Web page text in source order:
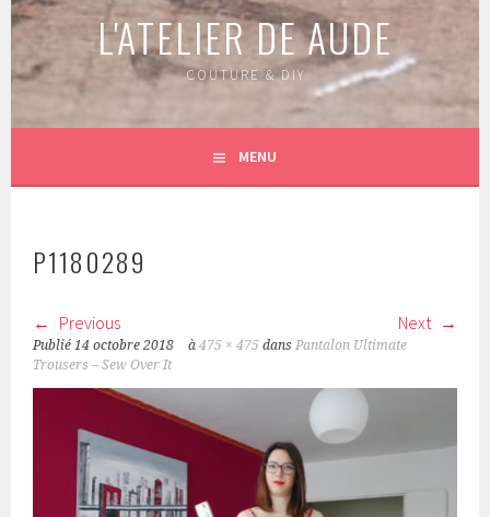
L'ATELIER DE AUDE
COUTURE & DIY
MENU
P1180289
Previous Next
Publié14 octobre 2018 à475 × 475 dansPantalon Ultimate
Trousers – Sew Over It